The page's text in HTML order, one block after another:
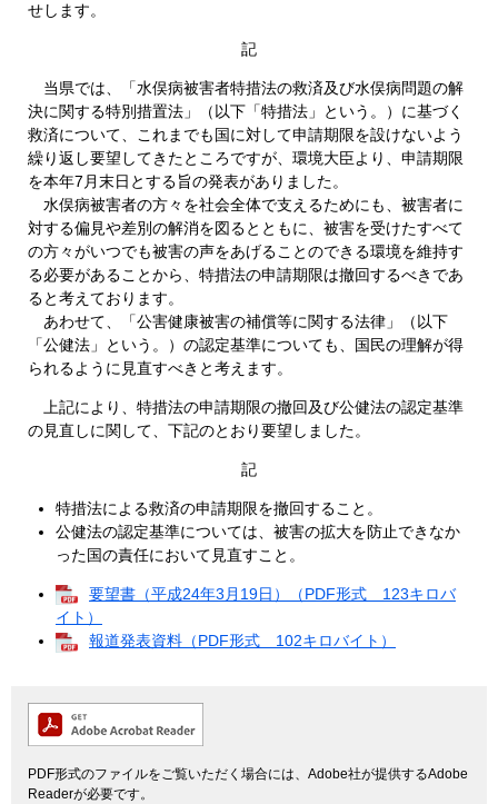
せします。
記
当県では、「水俣病被害者特措法の救済及び水俣病問題の解
決に関する特別措置法」（以下「特措法」という。）に基づく
救済について、これまでも国に対して申請期限を設けないよう
繰り返し要望してきたところですが、環境大臣より、申請期限
を本年7月末日とする旨の発表がありました。
水俣病被害者の方々を社会全体で支えるためにも、被害者に
対する偏見や差別の解消を図るとともに、被害を受けたすべて
の方々がいつでも被害の声をあげることのできる環境を維持す
る必要があることから、特措法の申請期限は撤回するべきであ
ると考えております。
あわせて、「公害健康被害の補償等に関する法律」（以下
「公健法」という。）の認定基準についても、国民の理解が得
られるように見直すべきと考えます。
上記により、特措法の申請期限の撤回及び公健法の認定基準
の見直しに関して、下記のとおり要望しました。
記
特措法による救済の申請期限を撤回すること。
公健法の認定基準については、被害の拡大を防止できなか
った国の責任において見直すこと。
要望書（平成24年3月19日）（PDF形式 123キロバ
イト）
報道発表資料（PDF形式 102キロバイト）
PDF形式のファイルをご覧いただく場合には、Adobe社が提供するAdobe
Readerが必要です。